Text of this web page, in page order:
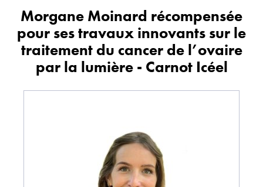
Morgane Moinard récompensée
pour ses travaux innovants sur le
traitement du cancer de l’ovaire
par la lumière - Carnot Icéel